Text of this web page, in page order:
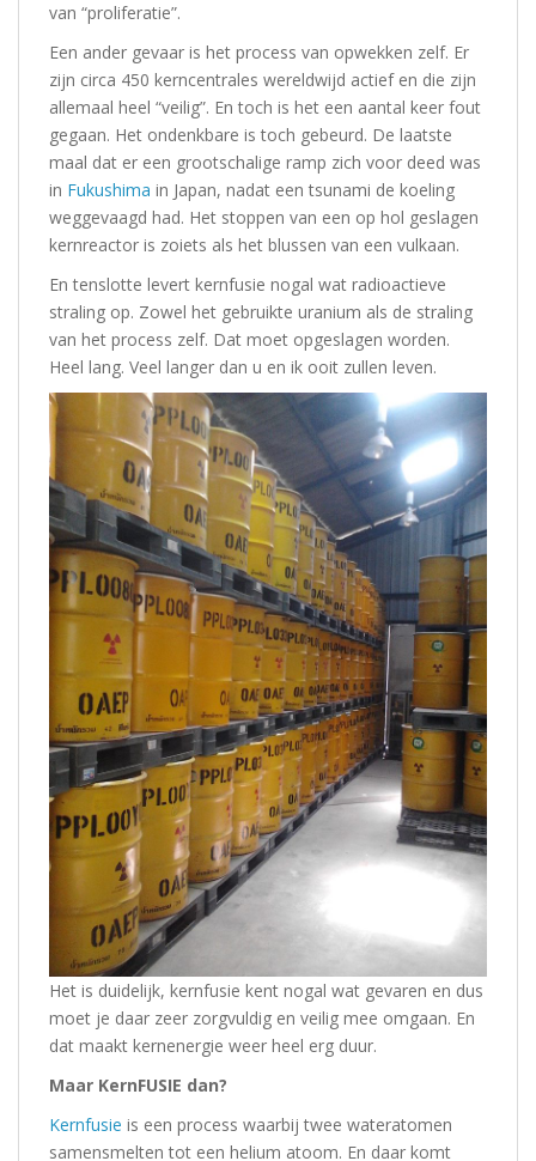
van “proliferatie”.
Een ander gevaar is het process van opwekken zelf. Er
zijn circa 450 kerncentrales wereldwijd actief en die zijn
allemaal heel “veilig”. En toch is het een aantal keer fout
gegaan. Het ondenkbare is toch gebeurd. De laatste
maal dat er een grootschalige ramp zich voor deed was
in Fukushima in Japan, nadat een tsunami de koeling
weggevaagd had. Het stoppen van een op hol geslagen
kernreactor is zoiets als het blussen van een vulkaan.
En tenslotte levert kernfusie nogal wat radioactieve
straling op. Zowel het gebruikte uranium als de straling
van het process zelf. Dat moet opgeslagen worden.
Heel lang. Veel langer dan u en ik ooit zullen leven.
Het is duidelijk, kernfusie kent nogal wat gevaren en dus
moet je daar zeer zorgvuldig en veilig mee omgaan. En
dat maakt kernenergie weer heel erg duur.
Maar KernFUSIE dan?
Kernfusie is een process waarbij twee wateratomen
samensmelten tot een helium atoom. En daar komt